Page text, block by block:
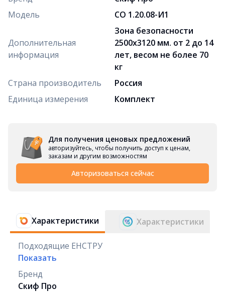
Модель
СО 1.20.08-И1
Дополнительная
информация
Зона безопасности
2500х3120 мм. от 2 до 14
лет, весом не более 70
кг
Страна производитель
Россия
Единица измерения
Комплект
Для получения ценовых предложений
авторизуйтесь, чтобы получить доступ к ценам,
заказам и другим возможностям
Авторизоваться сейчас
Характеристики Характеристики
Подходящие ЕНСТРУ
Показать
Бренд
Скиф Про